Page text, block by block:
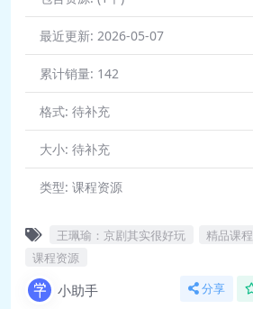
最近更新: 2026-05-07
累计销量: 142
格式: 待补充
大小: 待补充
类型: 课程资源
王珮瑜：京剧其实很好玩 精品课程
课程资源
小助手 分享